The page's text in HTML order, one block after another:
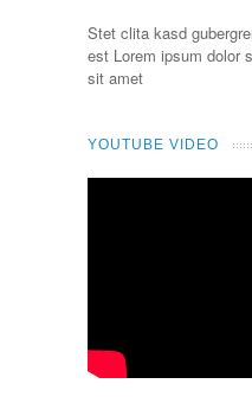
Stet clita kasd
est Lorem ipsum dolor
sit amet
YOUTUBE VIDEO